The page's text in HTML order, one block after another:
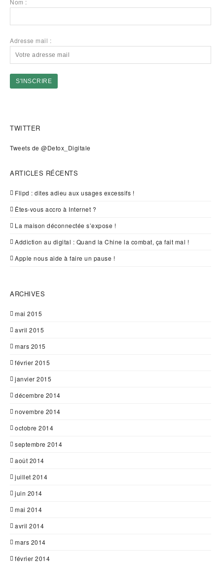
Nom :
Adresse mail :
TWITTER
Tweets de @Detox_Digitale
ARTICLES RÉCENTS
Flipd : dites adieu aux usages excessifs !
Êtes-vous accro à Internet ?
La maison déconnectée s’expose !
Addiction au digital : Quand la Chine la combat, ça fait mal !
Apple nous aide à faire un pause !
ARCHIVES
mai 2015
avril 2015
mars 2015
février 2015
janvier 2015
décembre 2014
novembre 2014
octobre 2014
septembre 2014
août 2014
juillet 2014
juin 2014
mai 2014
avril 2014
mars 2014
février 2014